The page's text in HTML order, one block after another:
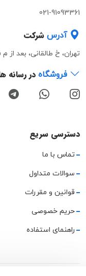
021-91093361
آدرس شرکت
تهران، خ طالقانی، بعد از م
فروشگاه در رسانه
دسترسی سریع
تماس با ما
سوالات متداول
قوانین و مقررات
حریم خصوصی
راهنمای استفاده